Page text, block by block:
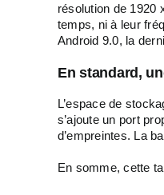
résolution de 1920
temps, ni à leur
Android 9.0, la
En standard,
L’espace de
s’ajoute un port
d’empreintes. La
En somme, cette